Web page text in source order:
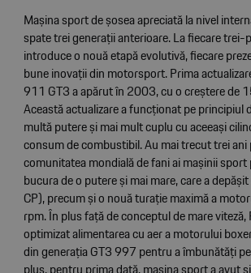
Mașina sport de șosea apreciată la nivel
spate trei generații anterioare. La fiecare trei-
introduce o nouă etapă evolutivă, fiecare
bune inovații din motorsport. Prima
911 GT3 a apărut în 2003, cu o creștere de
Această actualizare a funcționat pe principiul
multă putere și mai mult cuplu cu aceeași
consum de combustibil. Au mai trecut trei ani
comunitatea mondială de fani ai mașinii
bucura de o putere și mai mare, care a
CP), precum și o nouă turație maximă a
rpm. În plus față de conceptul de mare viteză,
optimizat alimentarea cu aer a motorului
din generația GT3 997 pentru a îmbunătăți